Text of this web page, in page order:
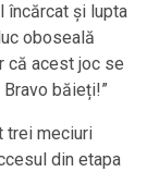
încărcat și lupta
oboseală
că acest joc se
băieți!”
trei meciuri
din etapa